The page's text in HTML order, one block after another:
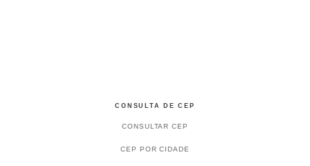
CONSULTA DE CEP
CONSULTAR CEP
CEP POR CIDADE